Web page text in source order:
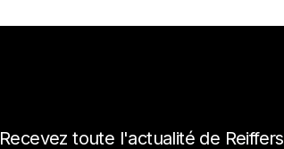
Recevez toute l'actualité de Reiffers